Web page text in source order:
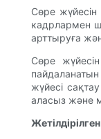
Сөре
кадрлармен
арттыруға
Сөре
жүйесі
аласыз және